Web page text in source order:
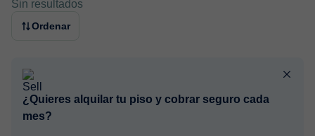
Sin resultados
Ordenar
¿Quieres alquilar tu piso y cobrar seguro cada
mes?